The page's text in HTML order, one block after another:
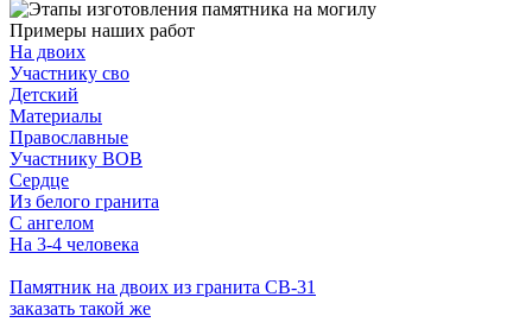
Примеры наших работ
На двоих
Участнику сво
Детский
Материалы
Православные
Участнику ВОВ
Сердце
Из белого гранита
С ангелом
На 3-4 человека
Памятник на двоих из гранита СВ-31
заказать такой же